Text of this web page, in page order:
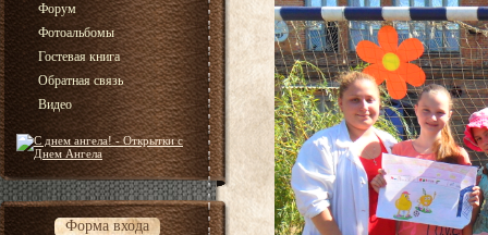
Форум
Фотоальбомы
Гостевая книга
Обратная связь
Видео
Форма входа